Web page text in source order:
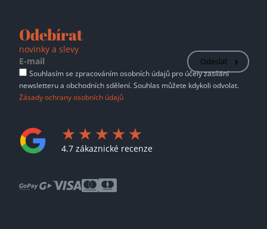
Odebírat
novinky a slevy
Odeslat
Souhlasím se zpracováním osobních údajů pro účely zasílání
newsletteru a obchodních sdělení. Souhlas můžete kdykoli odvolat.
Zásady ochrany osobních údajů
4.7 zákaznické recenze